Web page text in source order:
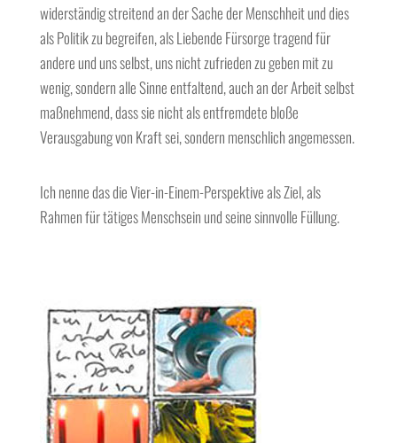
widerständig streitend an der Sache der Menschheit und dies
als Politik zu begreifen, als Liebende Fürsorge tragend für
andere und uns selbst, uns nicht zufrieden zu geben mit zu
wenig, sondern alle Sinne entfaltend, auch an der Arbeit selbst
maßnehmend, dass sie nicht als entfremdete bloße
Verausgabung von Kraft sei, sondern menschlich angemessen.
Ich nenne das die Vier-in-Einem-Perspektive als Ziel, als
Rahmen für tätiges Menschsein und seine sinnvolle Füllung.